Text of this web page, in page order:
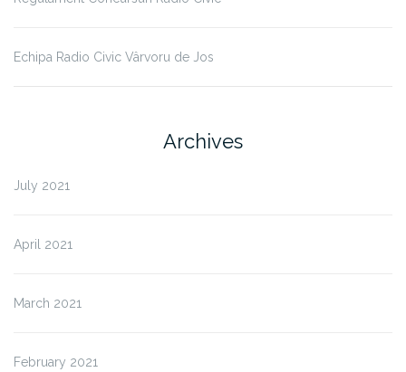
Echipa Radio Civic Vârvoru de Jos
Archives
July 2021
April 2021
March 2021
February 2021